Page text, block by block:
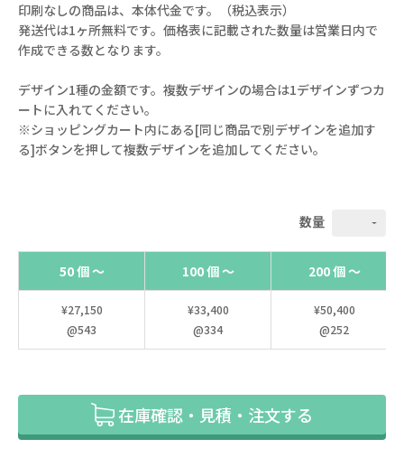
印刷なしの商品は、本体代金です。（税込表示）
発送代は1ヶ所無料です。価格表に記載された数量は営業日内で
作成できる数となります。
デザイン1種の金額です。複数デザインの場合は1デザインずつカ
ートに入れてください。
※ショッピングカート内にある[同じ商品で別デザインを追加す
る]ボタンを押して複数デザインを追加してください。
数量
50 個 ～ 100 個 ～ 200 個 ～
¥27,150
@543
¥33,400
@334
¥50,400
@252
在庫確認・見積・注文する